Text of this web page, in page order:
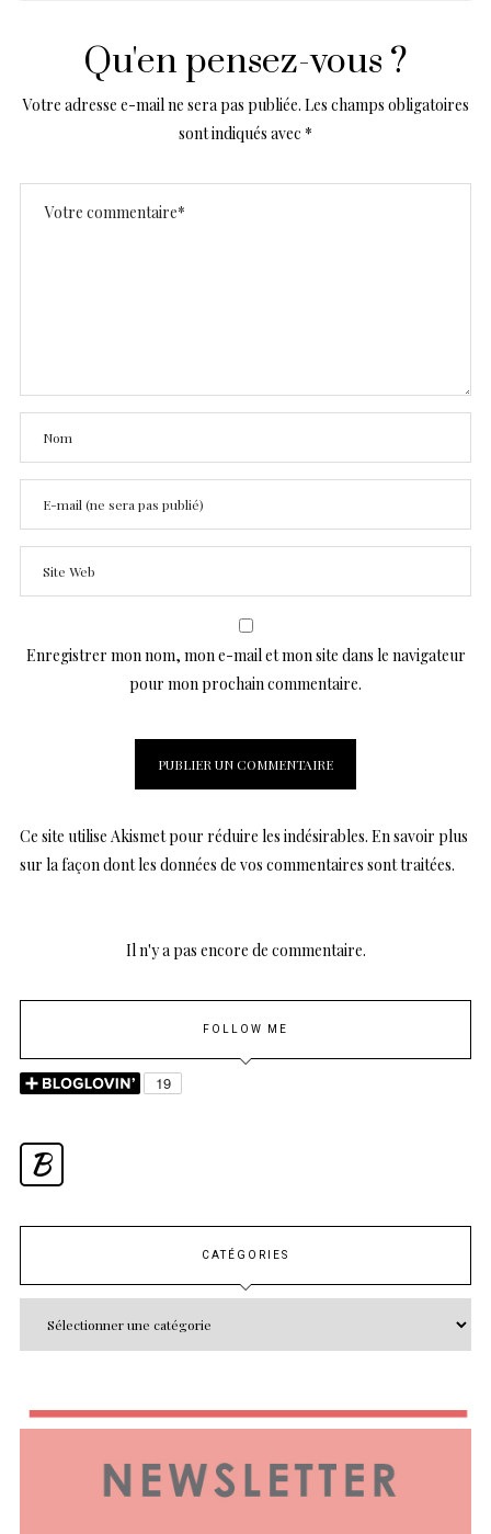
Qu'en pensez-vous ?
Votre adresse e-mail ne sera pas publiée. Les champs obligatoires
sont indiqués avec *
Enregistrer mon nom, mon e-mail et mon site dans le navigateur
pour mon prochain commentaire.
Ce site utilise Akismet pour réduire les indésirables. En savoir plus
sur la façon dont les données de vos commentaires sont traitées.
Il n'y a pas encore de commentaire.
FOLLOW ME
B
CATÉGORIES